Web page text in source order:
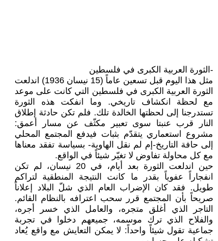
-الثورة العربية الكبرى في فلسطين
مثل هذا اليوم قبل تسعين عاماً (15 نيسان 1936) اندلعت
الثورة العربية الكبرى في فلسطين التي كانت على موعد
مع لحظة انكشاف تاريخي. وما انفكت هذه الثورة
تستدرجنا إلى لحظتها الخالدة تلك. فلم تكن حادثة إطلاق
النار قرب عنبتا سوى تعبير مكثّف عن مسار أعمق:
مشروع استعماري يتقدّم بثبات فيدفع المجتمع المحلي
إلى حافة التاريخ-إم لم نقل الهاوية- بسياسة تفقد معناها
مع كل محاولة تفاوض لا تغيّر شيئاً في الواقع.
حين اندلعت الثورة بعد أيام، في 20 نيسان، لم تكن
انفجاراً عفوياً بقدر ما كانت النتيجة المنطقية لتراكم
طويل. فقد كان الإضراب العام الذي شلّ البلاد إعلاناً
صريحاً بأن المجتمع قرر سحب اعترافه بالنظام القائم.
التاجر الذي أغلق متجره، والعامل الذي خسر أجره،
والفلاح الذي ترك موسمه، جميعهم دخلوا في تجربة
جماعية تقول شيئاً واحداً: لا يمكن التعايش مع واقع يُعاد